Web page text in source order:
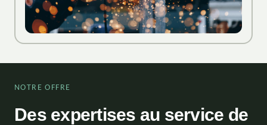
NOTRE OFFRE
Des expertises au service de